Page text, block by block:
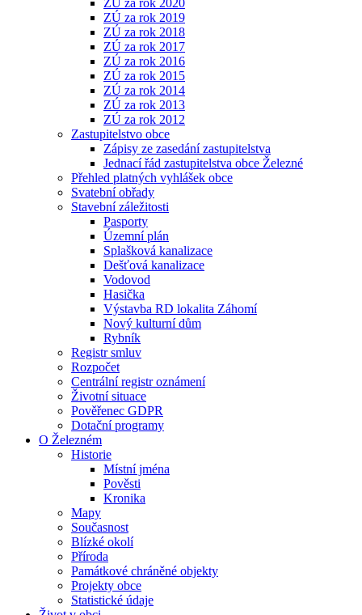
ZÚ za rok 2020
ZÚ za rok 2019
ZÚ za rok 2018
ZÚ za rok 2017
ZÚ za rok 2016
ZÚ za rok 2015
ZÚ za rok 2014
ZÚ za rok 2013
ZÚ za rok 2012
Zastupitelstvo obce
Zápisy ze zasedání zastupitelstva
Jednací řád zastupitelstva obce Železné
Přehled platných vyhlášek obce
Svatební obřady
Stavební záležitosti
Pasporty
Územní plán
Splašková kanalizace
Dešťová kanalizace
Vodovod
Hasička
Výstavba RD lokalita Záhomí
Nový kulturní dům
Rybník
Registr smluv
Rozpočet
Centrální registr oznámení
Životní situace
Pověřenec GDPR
Dotační programy
O Železném
Historie
Místní jména
Pověsti
Kronika
Mapy
Současnost
Blízké okolí
Příroda
Památkové chráněné objekty
Projekty obce
Statistické údaje